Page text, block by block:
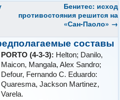
Бенитес: исход
противостояния решится на
«Сан-Паоло» →
составы
PORTO (4-3-3): Helton; Danilo,
Maicon, Mangala, Alex Sandro;
Defour, Fernando C. Eduardo:
Quaresma, Jackson Martinez,
Varela.